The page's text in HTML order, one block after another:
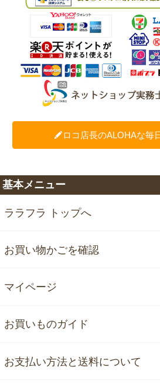
ロコ店長のALOHAな毎
基本メニュー
ララフラ トップへ
お買い物かごを確認
マイページ
お買いものガイド
お支払い方法と送料について